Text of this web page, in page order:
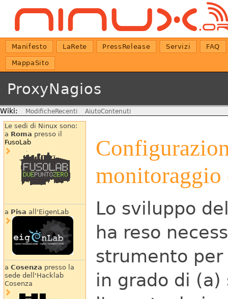
Manifesto LaRete PressRelease Servizi FAQ
MappaSito
ProxyNagios
Wiki: ModificheRecenti AiutoContenuti
Le sedi di Ninux sono:
a Roma presso il
FusoLab
a Pisa all'EigenLab
a Cosenza presso la
sede dell'Hacklab
Cosenza
Lo sviluppo
ha reso
strumento
in grado di